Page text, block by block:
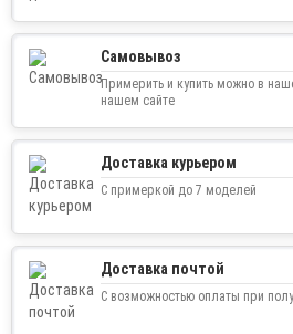
Самовывоз
Примерить и купить можно в
нашем сайте
Доставка курьером
С примеркой до 7 моделей
Доставка почтой
С возможностью оплаты при